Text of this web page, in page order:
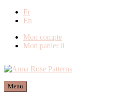
Fr
En
Mon compte
Mon panier 0
Menu
Livraison offerte en France
80€ de commande